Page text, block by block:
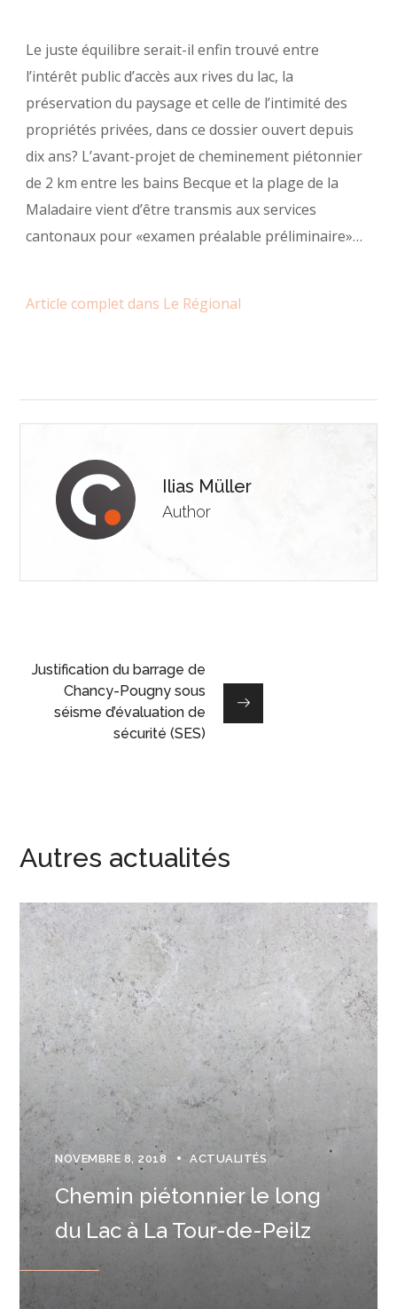
Le juste équilibre serait-il enfin trouvé entre
l’intérêt public d’accès aux rives du lac, la
préservation du paysage et celle de l’intimité des
propriétés privées, dans ce dossier ouvert depuis
dix ans? L’avant-projet de cheminement piétonnier
de 2 km entre les bains Becque et la plage de la
Maladaire vient d’être transmis aux services
cantonaux pour «examen préalable préliminaire»…
Article complet dans Le Régional
Ilias Müller
Author
Justification du barrage de
Chancy-Pougny sous
séisme d’évaluation de
sécurité (SES)
Autres actualités
NOVEMBRE 8, 2018 ACTUALITÉS
Chemin piétonnier le long
du Lac à La Tour-de-Peilz